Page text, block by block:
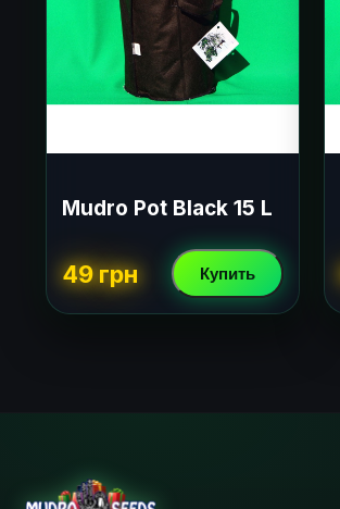
Mudro Pot Black 15 L
49 грн Купить